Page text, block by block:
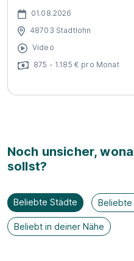
01.08.2026
48703 Stadtlohn
Video
875 - 1.185 € pro Monat
Noch unsicher,
sollst?
Beliebte Städte Beliebte
Beliebt in deiner Nähe